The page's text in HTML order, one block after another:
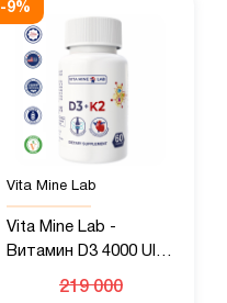
-9%
Vita Mine Lab
Vita Mine Lab -
Витамин D3 4000 UI +
K2 100 mcg, 60 капсул
219 000